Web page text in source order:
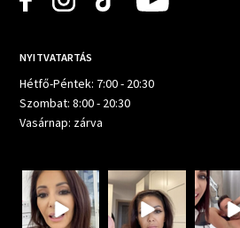
NYITVATARTÁS
Hétfő-Péntek: 7:00 - 20:30
Szombat: 8:00 - 20:30
Vasárnap: zárva